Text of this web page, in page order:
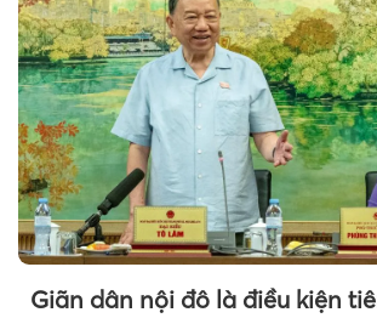
Giãn dân nội đô là điều kiện